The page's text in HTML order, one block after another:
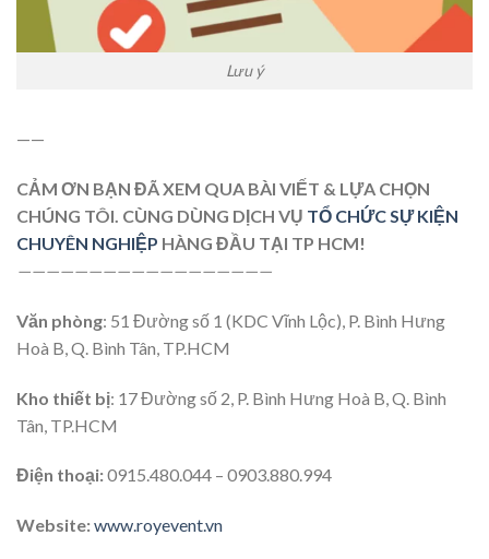
Lưu ý
——
CẢM ƠN BẠN ĐÃ XEM QUA BÀI VIẾT & LỰA CHỌN
CHÚNG TÔI. CÙNG DÙNG DỊCH VỤ TỔ CHỨC SỰ KIỆN
CHUYÊN NGHIỆP HÀNG ĐẦU TẠI TP HCM!
——————————————————
Văn phòng: 51 Đường số 1 (KDC Vĩnh Lộc), P. Bình Hưng
Hoà B, Q. Bình Tân, TP.HCM
Kho thiết bị: 17 Đường số 2, P. Bình Hưng Hoà B, Q. Bình
Tân, TP.HCM
Điện thoại:0915.480.044 – 0903.880.994
Website:www.royevent.vn